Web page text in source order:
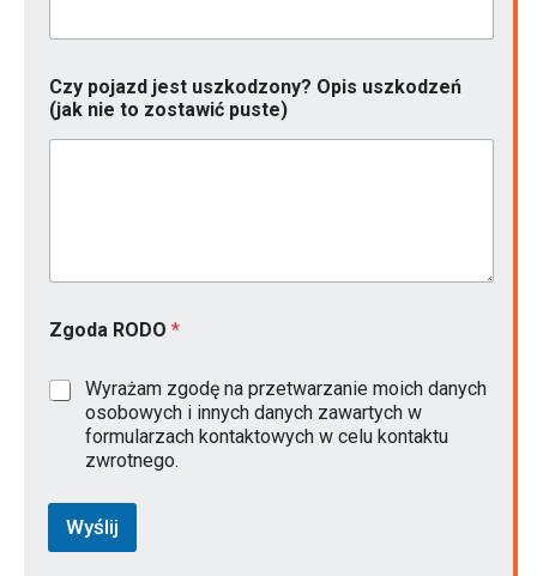
Czy pojazd jest uszkodzony? Opis uszkodzeń
(jak nie to zostawić puste)
Zgoda RODO *
Wyrażam zgodę na przetwarzanie moich danych
osobowych i innych danych zawartych w
formularzach kontaktowych w celu kontaktu
zwrotnego.
Wyślij